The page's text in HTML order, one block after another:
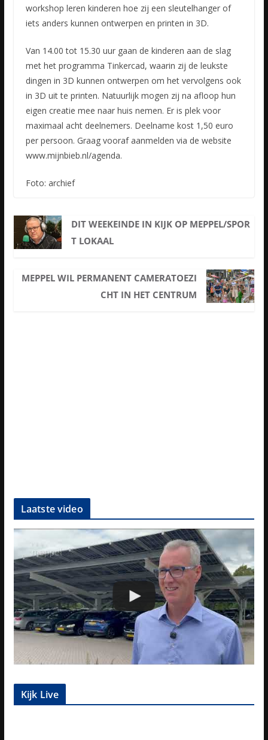
workshop leren kinderen hoe zij een sleutelhanger of
iets anders kunnen ontwerpen en printen in 3D.
Van 14.00 tot 15.30 uur gaan de kinderen aan de slag
met het programma Tinkercad, waarin zij de leukste
dingen in 3D kunnen ontwerpen om het vervolgens ook
in 3D uit te printen. Natuurlijk mogen zij na afloop hun
eigen creatie mee naar huis nemen. Er is plek voor
maximaal acht deelnemers. Deelname kost 1,50 euro
per persoon. Graag vooraf aanmelden via de website
www.mijnbieb.nl/agenda.
Foto: archief
DIT WEEKEINDE IN KIJK OP MEPPEL/SPOR
T LOKAAL
MEPPEL WIL PERMANENT CAMERATOEZI
CHT IN HET CENTRUM
Laatste video
Kijk Live